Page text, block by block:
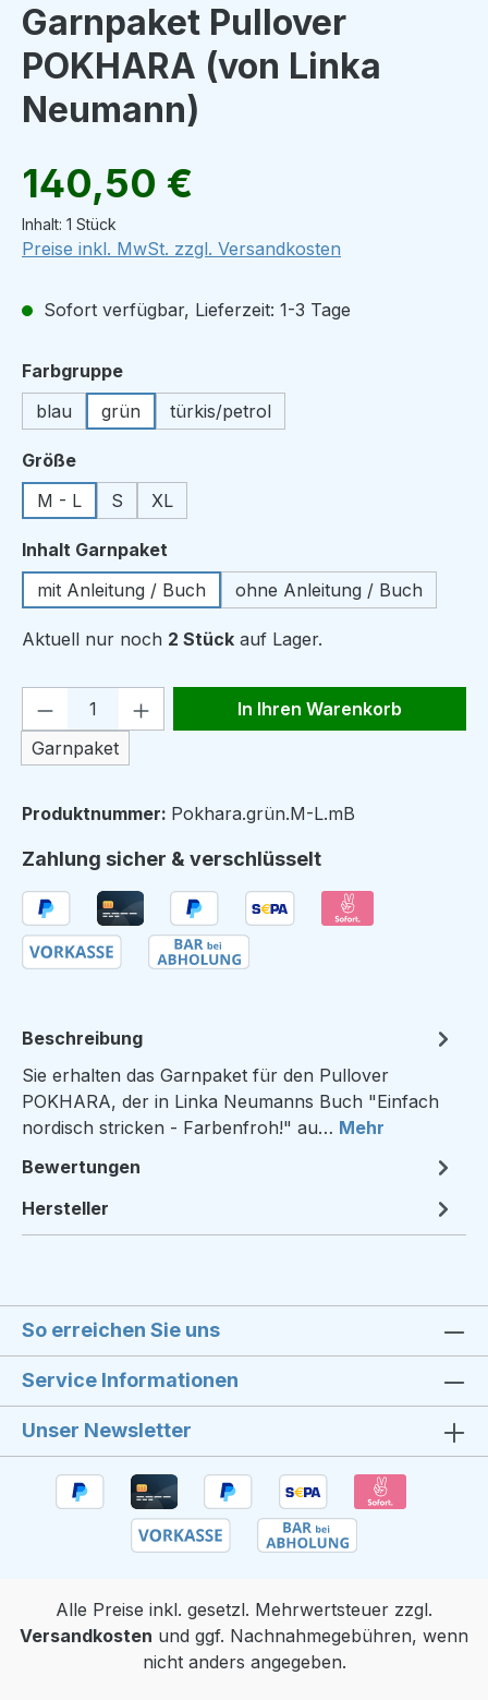
Garnpaket Pullover
POKHARA (von Linka
Neumann)
Regulärer Preis:
140,50 €
Inhalt: 1 Stück
Preise inkl. MwSt. zzgl. Versandkosten
Sofort verfügbar, Lieferzeit: 1-3 Tage
Farbgruppeauswählen
blau
grün türkis/petrol
Größeauswählen
M - L
S XL
Inhalt Garnpaket
mit Anleitung / Buch
ohne Anleitung / Buch
Aktuell nur noch 2 Stück auf Lager.
Produkt Anzahl: Gib den
Garnpaket
In Ihren Warenkorb
Produktnummer: Pokhara.grün.M-L.mB
Zahlung sicher & verschlüsselt
Beschreibung
Sie erhalten das Garnpaket für den Pullover
POKHARA, der in Linka Neumanns Buch "Einfach
nordisch stricken - Farbenfroh!" au… Mehr
Bewertungen
Hersteller
So erreichen Sie uns
Service Informationen
Unser Newsletter
Alle Preise inkl. gesetzl. Mehrwertsteuer zzgl.
Versandkosten und ggf. Nachnahmegebühren, wenn
nicht anders angegeben.